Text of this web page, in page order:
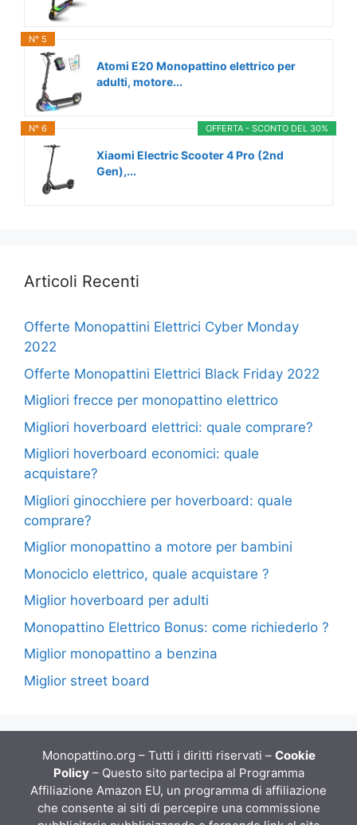
N° 5
Atomi E20 Monopattino elettrico per
adulti, motore...
OFFERTA - SCONTO DEL 30%
N° 6
Xiaomi Electric Scooter 4 Pro (2nd
Gen),...
Articoli Recenti
Offerte Monopattini Elettrici Cyber Monday
2022
Offerte Monopattini Elettrici Black Friday 2022
Migliori frecce per monopattino elettrico
Migliori hoverboard elettrici: quale comprare?
Migliori hoverboard economici: quale
acquistare?
Migliori ginocchiere per hoverboard: quale
comprare?
Miglior monopattino a motore per bambini
Monociclo elettrico, quale acquistare ?
Miglior hoverboard per adulti
Monopattino Elettrico Bonus: come richiederlo ?
Miglior monopattino a benzina
Miglior street board
Monopattino.org – Tutti i diritti riservati – Cookie
Policy– Questo sito partecipa al Programma
Affiliazione Amazon EU, un programma di affiliazione
che consente ai siti di percepire una commissione